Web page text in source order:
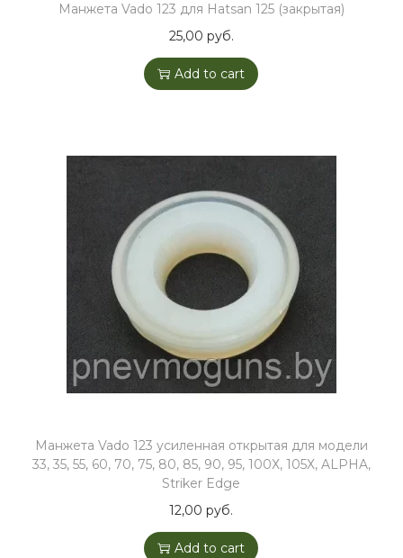
Манжета Vado 123 для Hatsan 125 (закрытая)
25,00 руб.
Add to cart
Манжета Vado 123 усиленная открытая для модели
33, 35, 55, 60, 70, 75, 80, 85, 90, 95, 100Х, 105Х, ALPHA,
Striker Edge
12,00руб.
Add to cart